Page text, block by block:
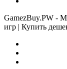
GamezBuy.PW -
игр | Купить